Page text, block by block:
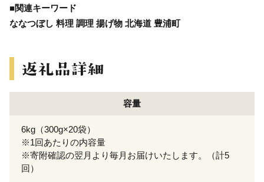
■関連キーワード
ななつぼし 料理 調理 揚げ物 北海道 豊浦町
容量
6kg（300g×20袋）
※1回あたりの内容量
※寄附確認の翌月より毎月お届けいたします。（計5
回）